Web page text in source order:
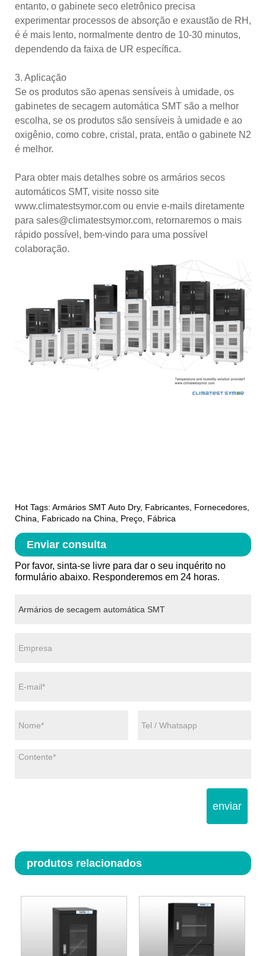
entanto, o gabinete seco eletrônico precisa
experimentar processos de absorção e exaustão de RH,
é é mais lento, normalmente dentro de 10-30 minutos,
dependendo da faixa de UR específica.
3. Aplicação
Se os produtos são apenas sensíveis à umidade, os
gabinetes de secagem automática SMT são a melhor
escolha, se os produtos são sensíveis à umidade e ao
oxigênio, como cobre, cristal, prata, então o gabinete N2
é melhor.
Para obter mais detalhes sobre os armários secos
automáticos SMT, visite nosso site
www.climatestsymor.com ou envie e-mails diretamente
para sales@climatestsymor.com, retornaremos o mais
rápido possível, bem-vindo para uma possível
colaboração.
Hot Tags: Armários SMT Auto Dry, Fabricantes, Fornecedores,
China, Fabricado na China, Preço, Fábrica
Enviar consulta
Por favor, sinta-se livre para dar o seu inquérito no
formulário abaixo. Responderemos em 24 horas.
enviar
produtos relacionados